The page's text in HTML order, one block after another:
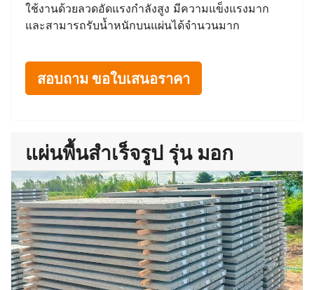
ใช้งานด้วยลวดอัดแรงกำลังสูง มีความแข็งแรงมาก
และสามารถรับน้ำหนักบนแผ่นได้จำนวนมาก
สอบถาม ขอใบเสนอราคา
แผ่นพื้นสำเร็จรูป รุ่น มอก